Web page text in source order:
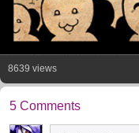
8639 views
5 Comments